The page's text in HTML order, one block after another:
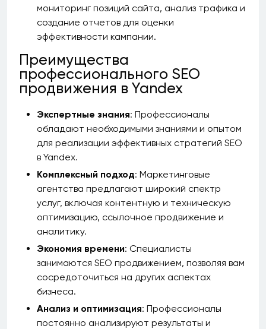
мониторинг позиций сайта, анализ трафика и
создание отчетов для оценки
эффективности кампании.
Преимущества
профессионального SEO
продвижения в Yandex
Экспертные знания: Профессионалы
обладают необходимыми знаниями и опытом
для реализации эффективных стратегий SEO
в Yandex.
Комплексный подход: Маркетинговые
агентства предлагают широкий спектр
услуг, включая контентную и техническую
оптимизацию, ссылочное продвижение и
аналитику.
Экономия времени: Специалисты
занимаются SEO продвижением, позволяя вам
сосредоточиться на других аспектах
бизнеса.
Анализ и оптимизация: Профессионалы
постоянно анализируют результаты и